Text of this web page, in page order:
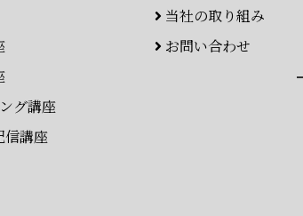
グ講座
講座
当社の取り組み
お問い合わせ